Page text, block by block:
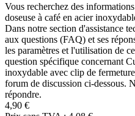
Vous recherchez des
doseuse à café en acier
Dans notre section d'assistance
aux questions (FAQ) et ses
les paramètres et l'utilisation de
question spécifique concernant
inoxydable avec clip de
forum de discussion ci-dessous.
répondre.
4,90 €